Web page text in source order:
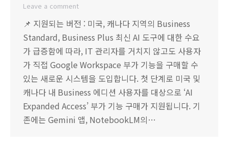
Leave a comment
📌 지원되는 버전 : 미국, 캐나다 지역의 Business
Standard, Business Plus 최신 AI 도구에 대한 수요
가 급증함에 따라, IT 관리자를 거치지 않고도 사용자
가 직접 Google Workspace 부가 기능을 구매할 수
있는 새로운 시스템을 도입합니다. 첫 단계로 미국 및
캐나다 내 Business 에디션 사용자를 대상으로 ‘AI
Expanded Access’ 부가 기능 구매가 지원됩니다. 기
존에는 Gemini 앱, NotebookLM의…